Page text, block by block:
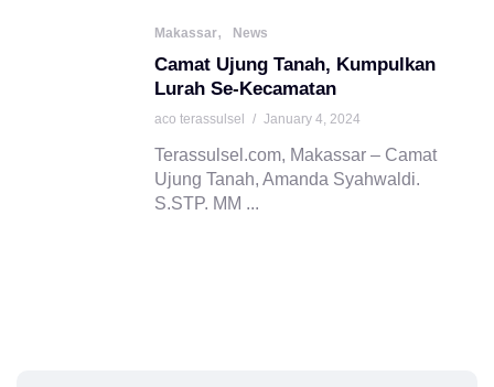
Makassar, News
Camat Ujung Tanah, Kumpulkan
Lurah Se-Kecamatan
aco terassulsel / January 4, 2024
Terassulsel.com, Makassar – Camat
Ujung Tanah, Amanda Syahwaldi.
S.STP. MM ...